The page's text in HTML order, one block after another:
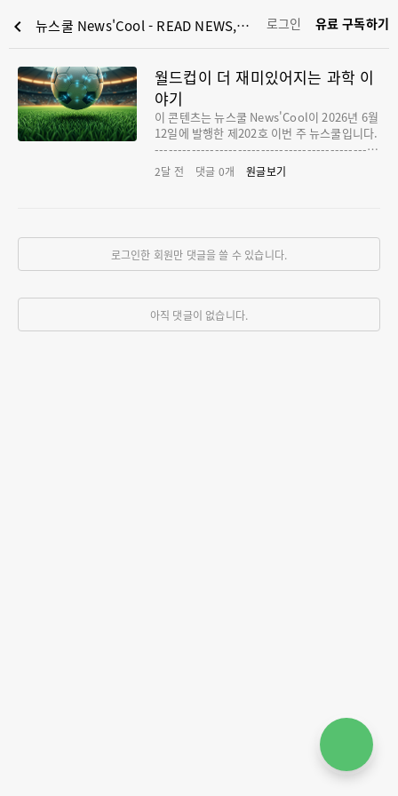
chevron_left 뉴스쿨 News'Cool - READ NEWS, LEAD YOUTH : 월드컵이 더 재미있어지는 과학 이야기 로그인 유료 구독하기
월드컵이 더 재미있어지는 과학 이
야기
이 콘텐츠는 뉴스쿨 News'Cool이 2026년 6월
12일에 발행한 제202호 이번 주 뉴스쿨입니다.‌
------------------------------------------------
-------------------------------- 🤓축구를 좋아
하는 뉴스쿨러 친구들이 많지? 세계 축구팬들의
멀리 떨어져 있더라고. 이렇게 여러 지역에서
경기를 하면 선수들이 기량을 마음껏 펼치기 어
는 각 나라와 선수들이 이미 철저한 준비를 하
고 있거든. 쿨리가 이번 월드컵의 특별한 점을
2달 전 댓글 0개 원글보기
로그인한 회원만 댓글을 쓸 수 있습니다.
아직 댓글이 없습니다.